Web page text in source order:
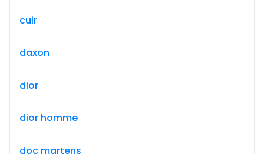
cuir
daxon
dior
dior homme
doc martens